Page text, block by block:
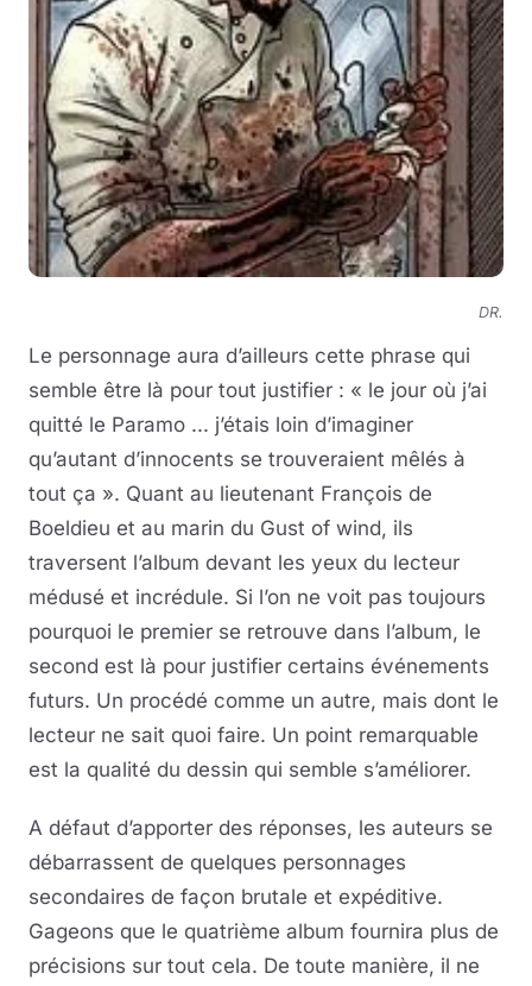
DR.
Le personnage aura d’ailleurs cette phrase qui
semble être là pour tout justifier : « le jour où j’ai
quitté le Paramo ... j’étais loin d’imaginer
qu’autant d’innocents se trouveraient mêlés à
tout ça ». Quant au lieutenant François de
Boeldieu et au marin du Gust of wind, ils
traversent l’album devant les yeux du lecteur
médusé et incrédule. Si l’on ne voit pas toujours
pourquoi le premier se retrouve dans l’album, le
second est là pour justifier certains événements
futurs. Un procédé comme un autre, mais dont le
lecteur ne sait quoi faire. Un point remarquable
est la qualité du dessin qui semble s’améliorer.
A défaut d’apporter des réponses, les auteurs se
débarrassent de quelques personnages
secondaires de façon brutale et expéditive.
Gageons que le quatrième album fournira plus de
précisions sur tout cela. De toute manière, il ne